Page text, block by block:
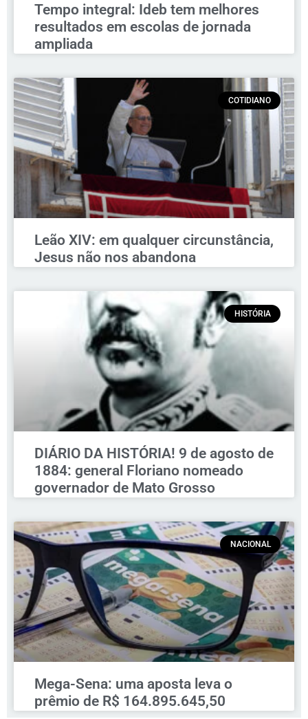
Tempo integral: Ideb tem melhores
resultados em escolas de jornada
ampliada
COTIDIANO
Leão XIV: em qualquer circunstância,
Jesus não nos abandona
HISTÓRIA
DIÁRIO DA HISTÓRIA! 9 de agosto de
1884: general Floriano nomeado
governador de Mato Grosso
NACIONAL
Mega-Sena: uma aposta leva o
prêmio de R$ 164.895.645,50